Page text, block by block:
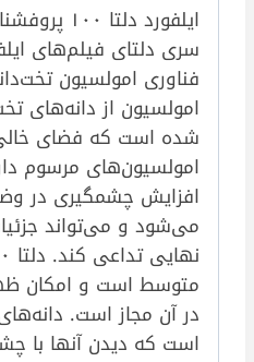
ایلفورد
سری دلتای فیلم‌های
فناوری امولسیون
امولسیون از
شده است که فضای
امولسیون‌های مرسوم
افزایش چشمگیری در
می‌شود و می‌تواند
متوسط است و امکان
در آن مجاز است.
است که دیدن آنها با